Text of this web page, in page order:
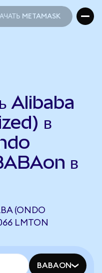
METAMASK
Alibaba
в
в
(ONDO
LMTON
BABAON